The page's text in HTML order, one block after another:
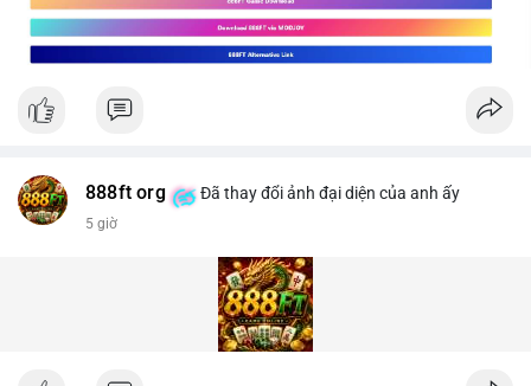
888ft org Đã thay đổi ảnh đại diện của anh ấy
5 giờ